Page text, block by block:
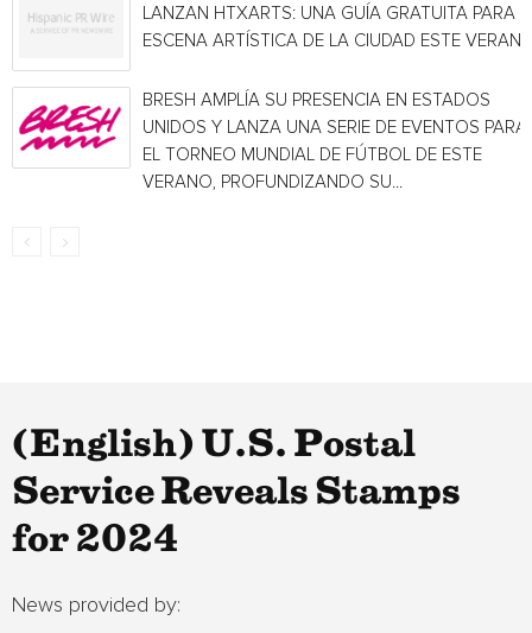
LANZAN HTXARTS: UNA GUÍA GRATUITA PARA
ESCENA ARTÍSTICA DE LA CIUDAD ESTE
BRESH AMPLÍA SU PRESENCIA EN ESTADOS
UNIDOS Y LANZA UNA SERIE DE EVENTOS PARA
EL TORNEO MUNDIAL DE FÚTBOL DE ESTE
VERANO, PROFUNDIZANDO SU...
(English) U.S. Postal
Service Reveals Stamps
for 2024
News provided by: